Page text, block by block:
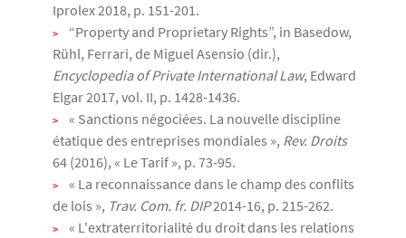
Iprolex 2018, p. 151-201.
“Property and Proprietary Rights”, in Basedow,
Rühl, Ferrari, de Miguel Asensio (dir.),
Encyclopedia of Private International Law, Edward
Elgar 2017, vol. II, p. 1428-1436.
« Sanctions négociées. La nouvelle discipline
étatique des entreprises mondiales », Rev. Droits
64 (2016), « Le Tarif », p. 73-95.
« La reconnaissance dans le champ des conflits
de lois », Trav. Com. fr. DIP2014-16, p. 215-262.
« L'extraterritorialité du droit dans les relations